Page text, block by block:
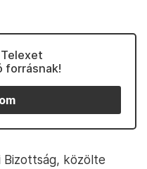
forrásnak!
Bizottság, közölte